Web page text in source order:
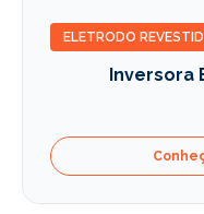
ELETRODO
Inversora